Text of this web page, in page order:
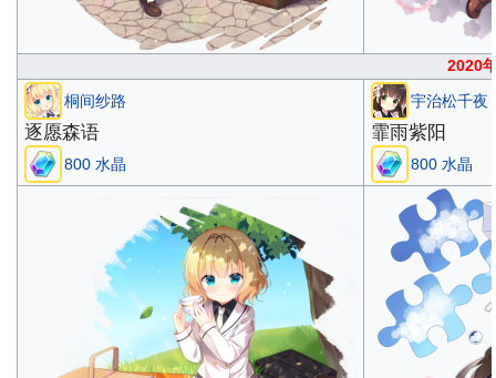
2020
桐间纱路
逐愿森语
800 水晶
宇治松千夜
霏雨紫阳
800 水晶